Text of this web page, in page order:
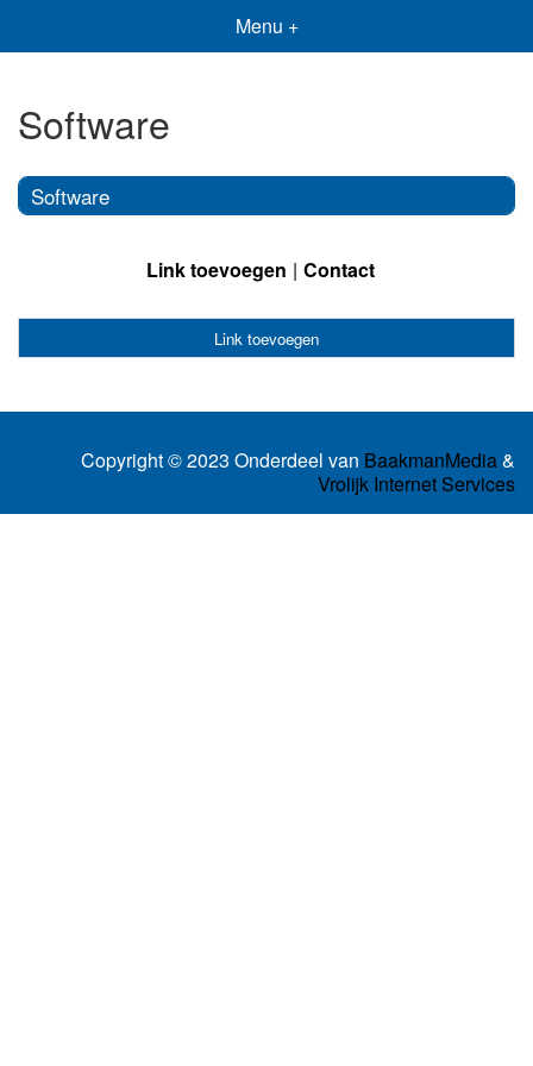
Menu +
Software
Software
Link toevoegen Contact
Link toevoegen
Copyright © 2023 Onderdeel van BaakmanMedia&
Vrolijk Internet Services